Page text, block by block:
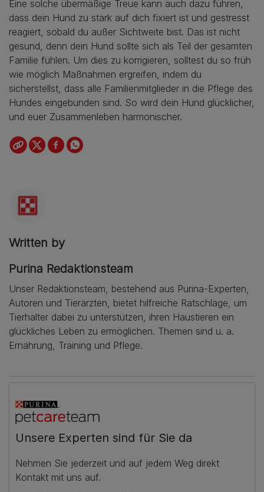
Eine solche übermäßige Treue kann auch dazu führen,
dass dein Hund zu stark auf dich fixiert ist und gestresst
reagiert, sobald du außer Sichtweite bist. Das ist nicht
gesund, denn dein Hund sollte sich als Teil der gesamten
Familie fühlen. Um dies zu korrigieren, solltest du so früh
wie möglich Maßnahmen ergreifen, indem du
sicherstellst, dass alle Familienmitglieder in die Pflege des
Hundes eingebunden sind. So wird dein Hund glücklicher,
und euer Zusammenleben harmonischer.
Written by
Purina Redaktionsteam
Unser Redaktionsteam, bestehend aus Purina-Experten,
Autoren und Tierärzten, bietet hilfreiche Ratschläge, um
Tierhalter dabei zu unterstützen, ihren Haustieren ein
glückliches Leben zu ermöglichen. Themen sind u. a.
Ernährung, Training und Pflege.
Unsere Experten sind für Sie da
Nehmen Sie jederzeit und auf jedem Weg direkt
Kontakt mit uns auf.